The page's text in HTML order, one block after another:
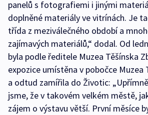
panelů s fotografiemi i jinými
doplněné materiály ve vitrínách. Je
třída z meziválečného období a
zajímavých materiálů,“ dodal. Od
byla podle ředitele Muzea Těšínska
expozice umístěna v pobočce Muzea
a odtud zamířila do Životic:
jsme, že v takovém velkém městě,
zájem o výstavu větší. První měsíce